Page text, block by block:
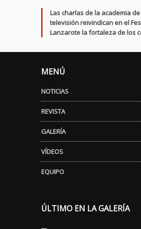
Las charlas de la academia
televisión reivindican en el
Lanzarote la fortaleza de los
MENÚ
NOTICIAS
REVISTA
GALERÍA
VÍDEOS
EQUIPO
ÚLTIMO EN LA GALERÍA